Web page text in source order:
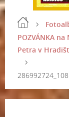
POZVÁNKA
Petra v